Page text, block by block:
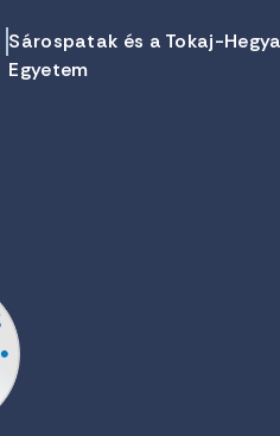
Sárospatak és a Tokaj-
Egyetem